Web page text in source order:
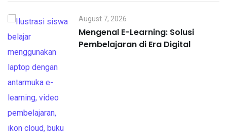
August 7, 2026
Mengenal E-Learning: Solusi
Pembelajaran di Era Digital